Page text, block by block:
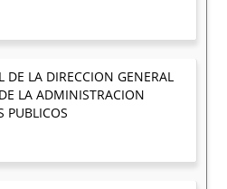
DE LA DIRECCION GENERAL
LA ADMINISTRACION
PUBLICOS